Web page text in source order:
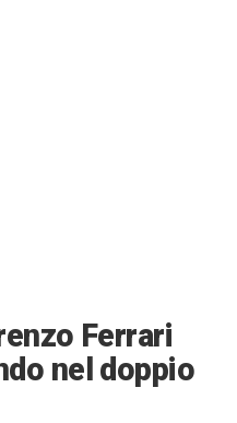
Ferrari
nel doppio